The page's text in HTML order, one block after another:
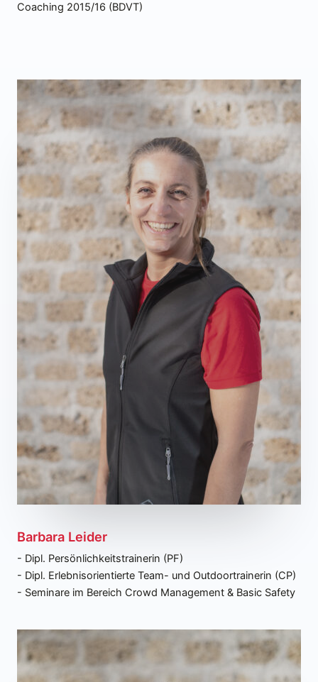
Coaching 2015/16 (BDVT)
Barbara Leider
- Dipl. Persönlichkeitstrainerin (PF)
- Dipl. Erlebnisorientierte Team- und Outdoortrainerin (CP)
- Seminare im Bereich Crowd Management & Basic Safety